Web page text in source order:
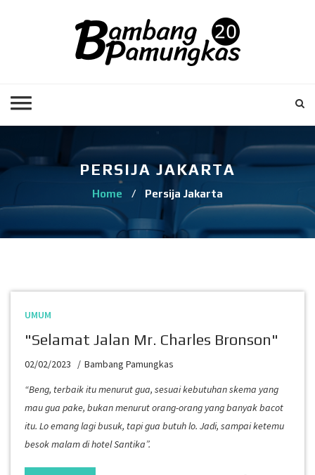
PERSIJA JAKARTA
Home / Persija Jakarta
UMUM
"Selamat Jalan Mr. Charles Bronson"
02/02/2023
Bambang Pamungkas
“Beng, terbaik itu menurut gua, sesuai kebutuhan skema yang
mau gua pake, bukan menurut orang-orang yang banyak bacot
itu. Lo emang lagi busuk, tapi gua butuh lo. Jadi, sampai ketemu
besok malam di hotel Santika”.